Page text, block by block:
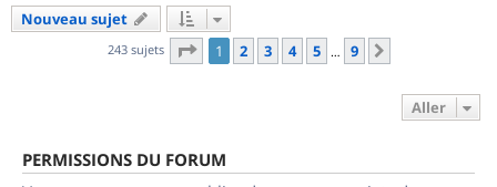
Nouveau sujet
243 sujets Page 1sur
1 2 3 4 5 … 9
Aller
PERMISSIONS DU FORUM